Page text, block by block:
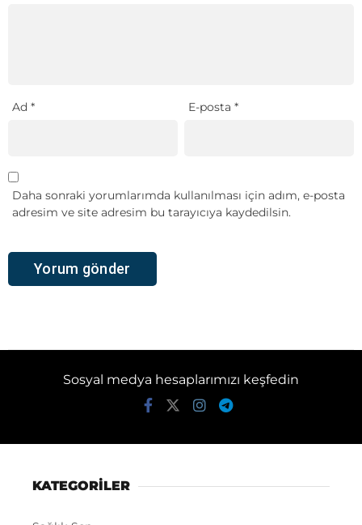
Ad * E-posta*
Daha sonraki yorumlarımda kullanılması için adım, e-posta
adresim ve site adresim bu tarayıcıya kaydedilsin.
Sosyal medya hesaplarımızı keşfedin
KATEGORİLER